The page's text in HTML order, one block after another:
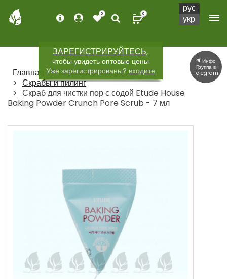
ЗАРЕГИСТРИРУЙТЕСЬ,
чтобы увидеть оптовые цены
Уже зарегистрированы? входите
0 0
Главная
Корейская косметика
Скрабы и пилинг
Скраб для чистки пор с содой Etude House
Baking Powder Crunch Pore Scrub - 7 мл
рус
укр
Инфо
Группа в
Telegram